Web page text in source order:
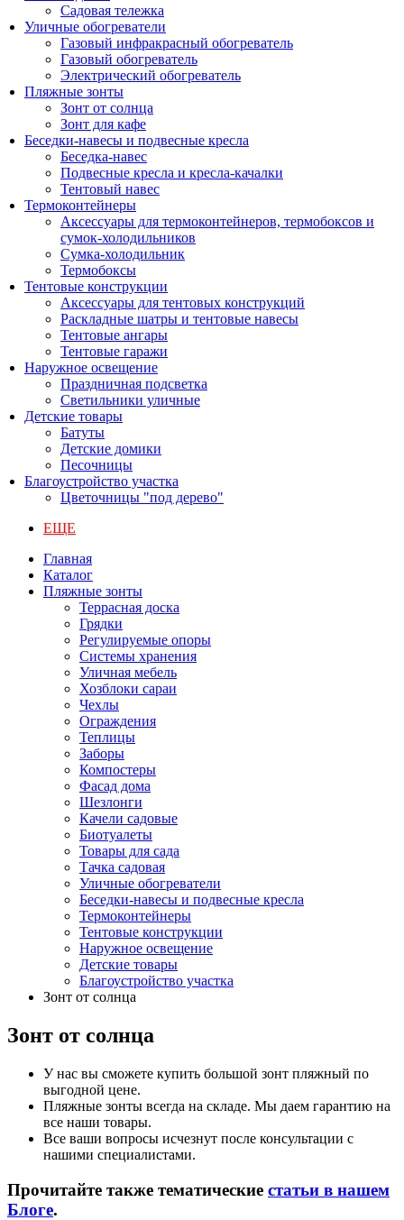
Садовая тележка
Уличные обогреватели
Газовый инфракрасный обогреватель
Газовый обогреватель
Электрический обогреватель
Пляжные зонты
Зонт от солнца
Зонт для кафе
Беседки-навесы и подвесные кресла
Беседка-навес
Подвесные кресла и кресла-качалки
Тентовый навес
Термоконтейнеры
Аксессуары для термоконтейнеров, термобоксов и
сумок-холодильников
Сумка-холодильник
Термобоксы
Тентовые конструкции
Аксессуары для тентовых конструкций
Раскладные шатры и тентовые навесы
Тентовые ангары
Тентовые гаражи
Наружное освещение
Праздничная подсветка
Светильники уличные
Детские товары
Батуты
Детские домики
Песочницы
Благоустройство участка
Цветочницы "под дерево"
ЕЩЕ
Главная
Каталог
Пляжные зонты
Террасная доска
Грядки
Регулируемые опоры
Системы хранения
Уличная мебель
Хозблоки сараи
Чехлы
Ограждения
Теплицы
Заборы
Компостеры
Фасад дома
Шезлонги
Качели садовые
Биотуалеты
Товары для сада
Тачка садовая
Уличные обогреватели
Беседки-навесы и подвесные кресла
Термоконтейнеры
Тентовые конструкции
Наружное освещение
Детские товары
Благоустройство участка
Зонт от солнца
Зонт от солнца
У нас вы сможете купить большой зонт пляжный по
выгодной цене.
Пляжные зонты всегда на складе. Мы даем гарантию на
все наши товары.
Все ваши вопросы исчезнут после консультации с
нашими специалистами.
Прочитайте также тематические статьи в нашем
Блоге.